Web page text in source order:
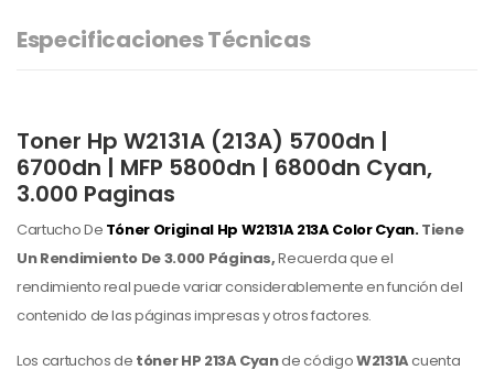
Especificaciones Técnicas
Toner Hp W2131A (213A) 5700dn |
6700dn | MFP 5800dn | 6800dn Cyan,
3.000 Paginas
Cartucho De Tóner Original Hp W2131A 213A Color Cyan.Tiene
Un Rendimiento De 3.000 Páginas,Recuerda que el
rendimiento real puede variar considerablemente en función del
contenido de las páginas impresas y otros factores.
Los cartuchos de tóner HP 213A Cyande códigoW2131Acuenta